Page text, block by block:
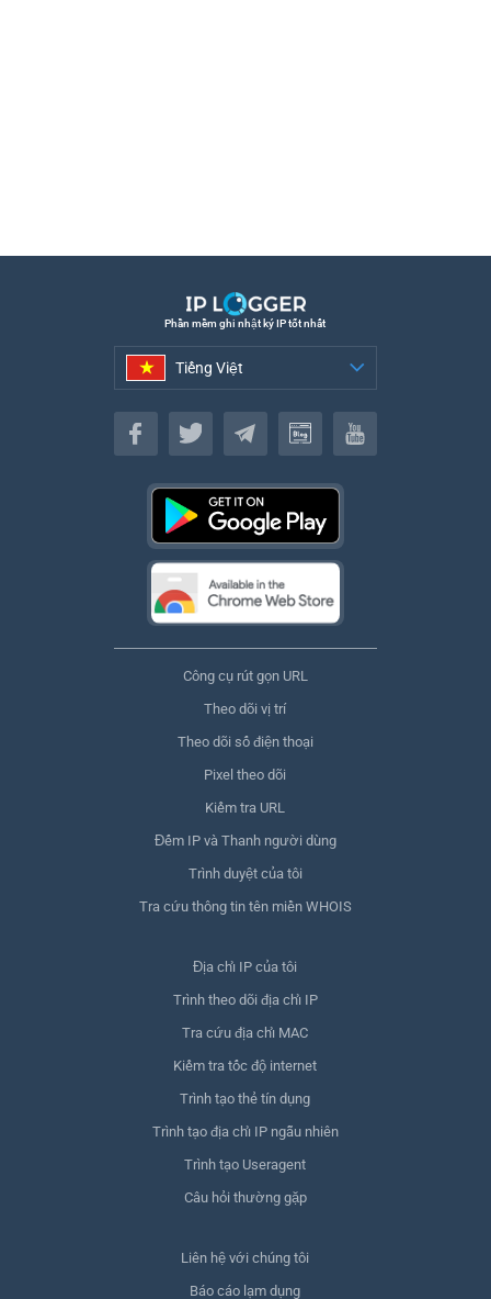
Phần mềm ghi nhật ký IP tốt nhất
Tiếng Việt
Tiếng Việt
Công cụ rút gọn URL
Theo dõi vị trí
Theo dõi số điện thoại
Pixel theo dõi
Kiểm tra URL
Đếm IP và Thanh người dùng
Trình duyệt của tôi
Tra cứu thông tin tên miền WHOIS
Địa chỉ IP của tôi
Trình theo dõi địa chỉ IP
Tra cứu địa chỉ MAC
Kiểm tra tốc độ internet
Trình tạo thẻ tín dụng
Trình tạo địa chỉ IP ngẫu nhiên
Trình tạo Useragent
Câu hỏi thường gặp
Liên hệ với chúng tôi
Báo cáo lạm dụng